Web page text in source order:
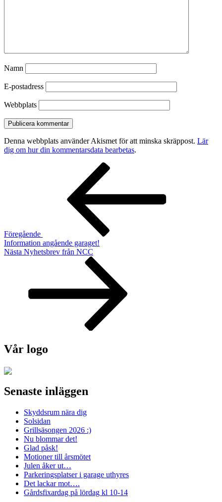
Namn
E-postadress
Webbplats
Denna webbplats använder Akismet för att minska skräppost. Lär
dig om hur din kommentarsdata bearbetas.
Inläggsnavigering
Föregående
Information angående garaget!
Nästa
Nästa Nyhetsbrev från NCC
Vår logo
Senaste inläggen
Skyddsrum nära dig
Solsidan
Grillsäsongen 2026 :)
Nu blommar det!
Glad påsk!
Motioner till årsmötet
Julen åker ut…
Parkeringsplatser i garage uthyres
Det lackar mot….
Gårdsfixardag på lördag kl 10-14